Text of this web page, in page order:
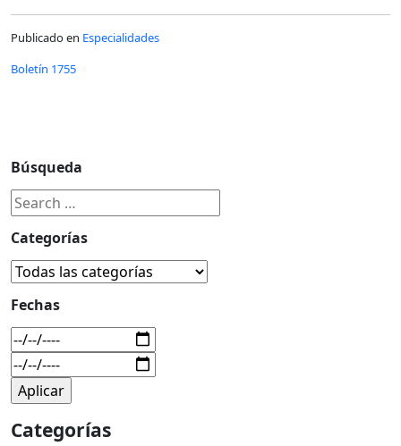
Publicado en Especialidades
Boletín 1755
Búsqueda
Categorías
Fechas
Categorías